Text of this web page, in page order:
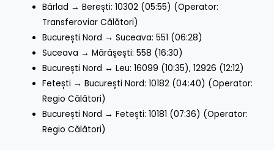
Bârlad → Berești: 10302 (05:55) (Operator:
Transferoviar Călători)
București Nord → Suceava: 551 (06:28)
Suceava → Mărășești: 558 (16:30)
București Nord ↔ Leu: 16099 (10:35), 12926 (12:12)
Fetești → București Nord: 10182 (04:40) (Operator:
Regio Călători)
București Nord → Fetești: 10181 (07:36) (Operator:
Regio Călători)